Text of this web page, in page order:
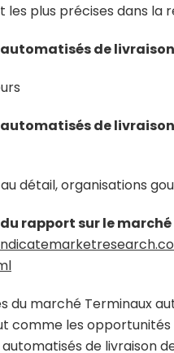
plus précises dans la
de
de
détail, organisations
rapport sur le
du marché Terminaux
comme les
de livraison